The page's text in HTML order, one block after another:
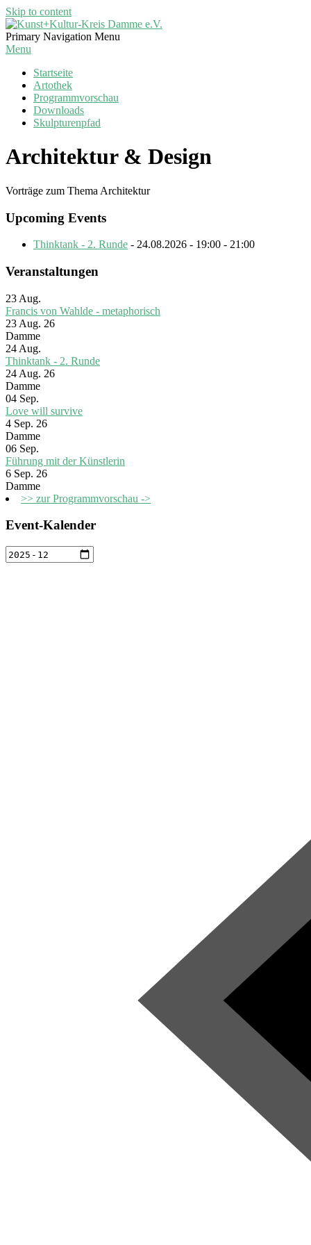
Skip to content
Kunst+Kultur-
Kreis
Primary Navigation Menu
Menu
Startseite
Artothek
Programmvorschau
Downloads
Skulpturenpfad
Architektur & Design
Vorträge zum Thema Architektur
Upcoming Events
Thinktank - 2. Runde - 24.08.2026 - 19:00 - 21:00
Veranstaltungen
23 Aug.
Francis von Wahlde - metaphorisch
23 Aug. 26
Damme
24 Aug.
Thinktank - 2. Runde
24 Aug. 26
Damme
04 Sep.
Love will survive
4 Sep. 26
Damme
06 Sep.
Führung mit der Künstlerin
6 Sep. 26
Damme
>> zur Programmvorschau ->
Event-Kalender